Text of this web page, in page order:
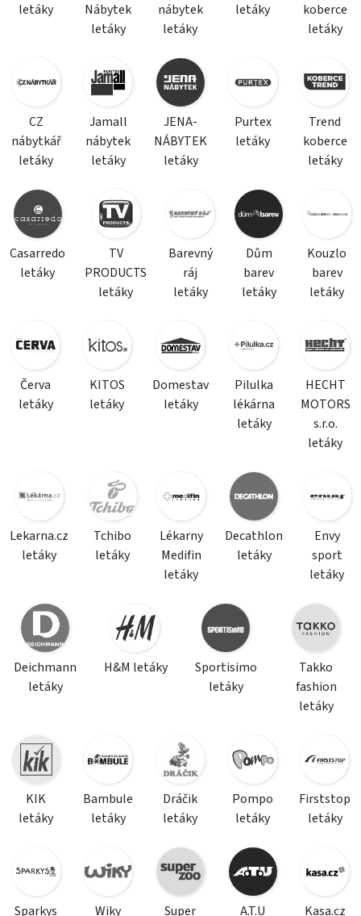
letáky
Nábytek
letáky
nábytek
letáky
letáky
koberce
letáky
CZ
nábytkář
letáky
Jamall
nábytek
letáky
JENA-
NÁBYTEK
letáky
Purtex
letáky
Trend
koberce
letáky
Casarredo
letáky
TV
PRODUCTS
letáky
Barevný
ráj
letáky
Dům
barev
letáky
Kouzlo
barev
letáky
Červa
letáky
KITOS
letáky
Domestav
letáky
Pilulka
lékárna
letáky
HECHT
MOTORS
s.r.o.
letáky
Lekarna.cz
letáky
Tchibo
letáky
Lékarny
Medifin
letáky
Decathlon
letáky
Envy
sport
letáky
Deichmann
letáky
H&M letáky
Sportisimo
letáky
Takko
fashion
letáky
KIK
letáky
Bambule
letáky
Dráčik
letáky
Pompo
letáky
Firststop
letáky
Sparkys Wiky Super A.T.U Kasa.cz